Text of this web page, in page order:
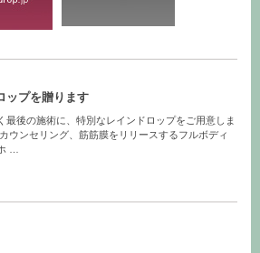
ップを贈ります
最後の施術に、特別なレインドロップをご用意しま
ウンセリング、筋筋膜をリリースするフルボディ
…